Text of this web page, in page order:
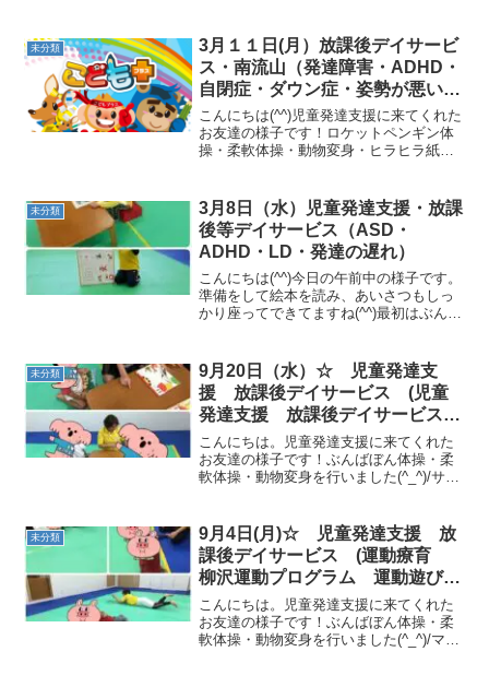
未分類
3月１１日(月）放課後デイサービ
ス・南流山（発達障害・ADHD・
自閉症・ダウン症・姿勢が悪い・
体幹・粗大運動・発語）
こんにちは(^^)児童発達支援に来てくれた
お友達の様子です！ロケットペンギン体
操・柔軟体操・動物変身・ヒラヒラ紙キ
ンネル・跳び箱（２段・ボールタッチ）
を行いまし...
未分類
3月8日（水）児童発達支援・放課
後等デイサービス（ASD・
ADHD・LD・発達の遅れ）
こんにちは(^^)今日の午前中の様子です。
準備をして絵本を読み、あいさつもしっ
かり座ってできてますね(^^)最初はぶんば
キットではフープジャンプ、凸凹イヌ歩
き、一本橋...
未分類
9月20日（水）☆ 児童発達支
援 放課後デイサービス (児童
発達支援 放課後デイサービス
発達気になる 放デイ 自閉症
学習障害 ＬＤ ＡＤＨＤ アス
ペルガー症候群)
こんにちは。児童発達支援に来てくれた
お友達の様子です！ぶんばぼん体操・柔
軟体操・動物変身を行いました(^_^)/サー
ランポリンを行いました！ 次に、マット
とデカスカリレ...
未分類
9月4日(月)☆ 児童発達支援 放
課後デイサービス (運動療育
柳沢運動プログラム 運動遊び
発達気になる 流山)
こんにちは。児童発達支援に来てくれた
お友達の様子です！ぶんばぼん体操・柔
軟体操・動物変身を行いました(^_^)/マラ